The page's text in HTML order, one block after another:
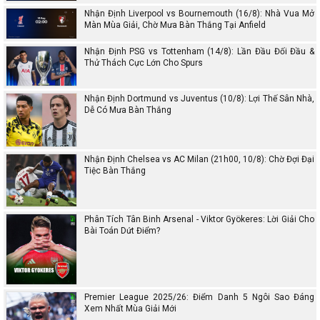
Nhận Định Liverpool vs Bournemouth (16/8): Nhà Vua Mở
Màn Mùa Giải, Chờ Mưa Bàn Thắng Tại Anfield
Nhận Định PSG vs Tottenham (14/8): Lần Đầu Đối Đầu &
Thử Thách Cực Lớn Cho Spurs
Nhận Định Dortmund vs Juventus (10/8): Lợi Thế Sân Nhà,
Dễ Có Mưa Bàn Thắng
Nhận Định Chelsea vs AC Milan (21h00, 10/8): Chờ Đợi Đại
Tiệc Bàn Thắng
Phân Tích Tân Binh Arsenal - Viktor Gyökeres: Lời Giải Cho
Bài Toán Dứt Điểm?
Premier League 2025/26: Điểm Danh 5 Ngôi Sao Đáng
Xem Nhất Mùa Giải Mới